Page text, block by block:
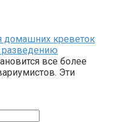
домашних креветок
разведению
все более
Эти